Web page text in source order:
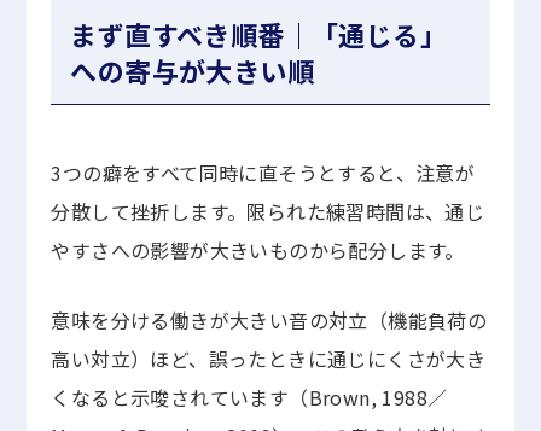
まず直すべき順番｜「通じる」
への寄与が大きい順
3つの癖をすべて同時に直そうとすると、注意が
分散して挫折します。限られた練習時間は、通じ
やすさへの影響が大きいものから配分します。
意味を分ける働きが大きい音の対立（機能負荷の
高い対立）ほど、誤ったときに通じにくさが大き
くなると示唆されています（Brown, 1988／